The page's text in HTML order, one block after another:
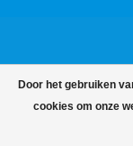
Door het gebruiken
cookies om onze